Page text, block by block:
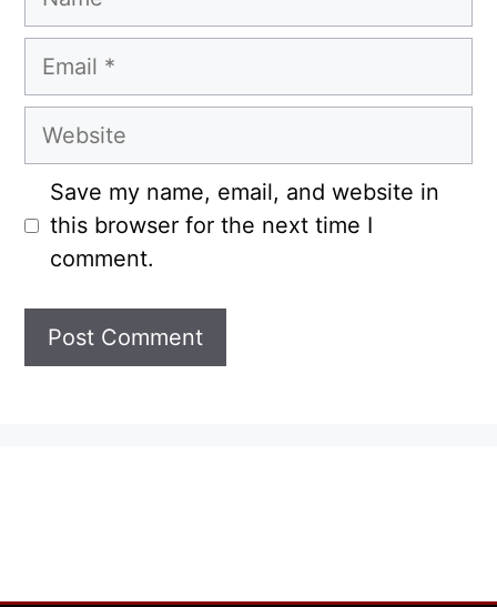
Email
Website
Save my name, email, and website in
this browser for the next time I
comment.